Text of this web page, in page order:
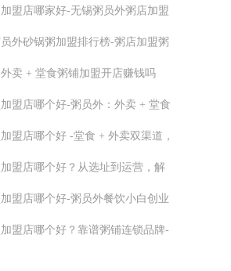
盟店哪家好-无锡粥员外粥店加盟
外砂锅粥加盟排行榜-粥店加盟粥
样
卖 + 堂食粥铺加盟开店赚钱吗
盟店哪个好-粥员外：外卖 + 堂食
盟店哪个好 -堂食 + 外卖双渠道，
外加盟推荐
盟店哪个好？从选址到运营，解
键点
盟店哪个好-粥员外餐饮小白创业
盟官网
盟店哪个好？靠谱粥铺连锁品牌-